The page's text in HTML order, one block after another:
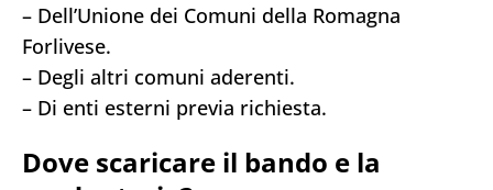
– Dell’Unione dei Comuni della Romagna
Forlivese.
– Degli altri comuni aderenti.
– Di enti esterni previa richiesta.
Dove scaricare il bando e la